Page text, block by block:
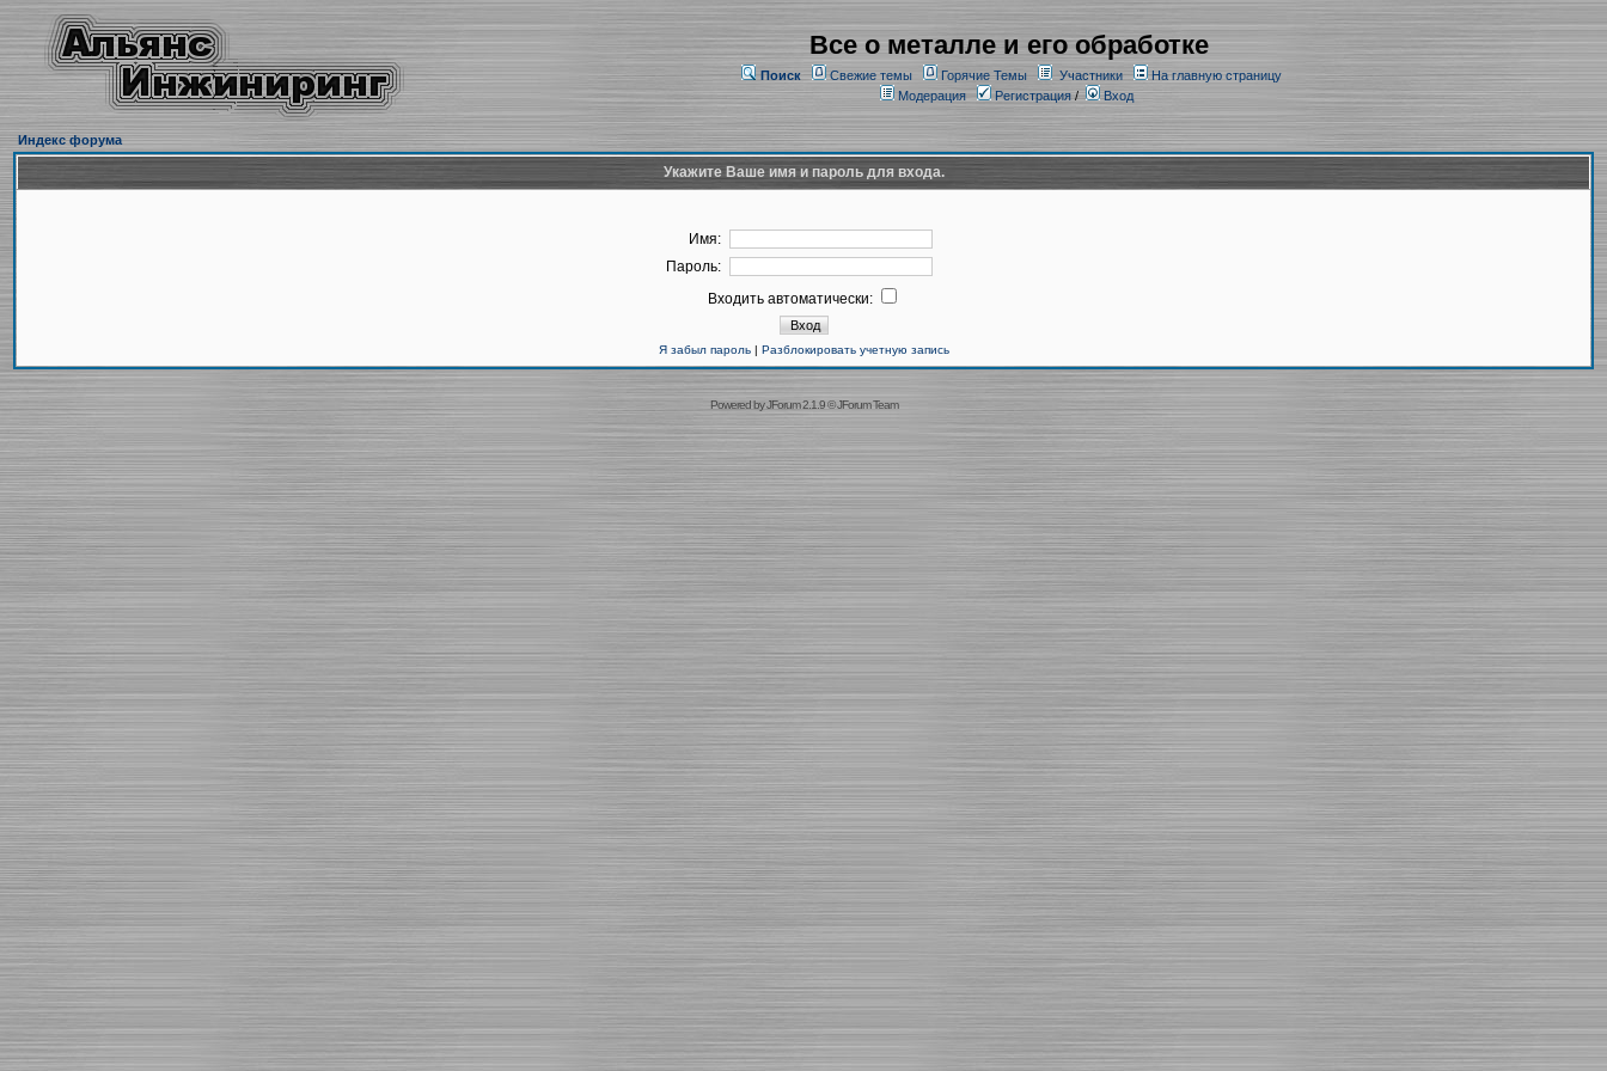
Все о металле и его обработке
Поиск Свежие темы Горячие Темы Участники
На главную страницу
Модерация
Регистрация/ Вход
Индекс форума
Укажите Ваше имя и пароль для входа.
Имя:
Пароль:
Входить автоматически:
Я забыл пароль| Разблокировать учетную запись
Powered byJForum 2.1.9©JForum Team